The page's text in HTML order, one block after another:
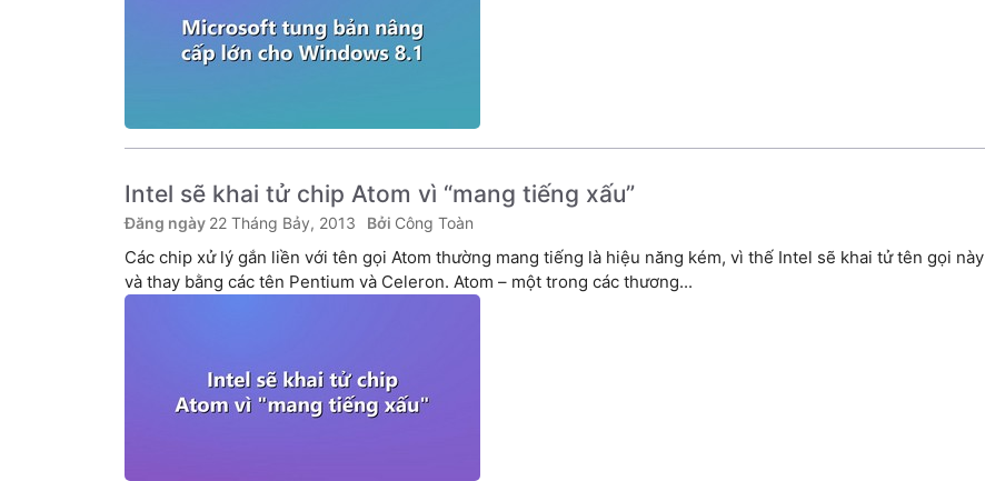
Intel sẽ khai tử chip Atom vì “mang tiếng xấu”
22 Tháng Bảy, 2013 Công Toàn
Các chip xử lý gắn liền với tên gọi Atom thường mang tiếng là hiệu năng kém, vì thế Intel sẽ khai tử tên gọi này
và thay bằng các tên Pentium và Celeron. Atom – một trong các thương...